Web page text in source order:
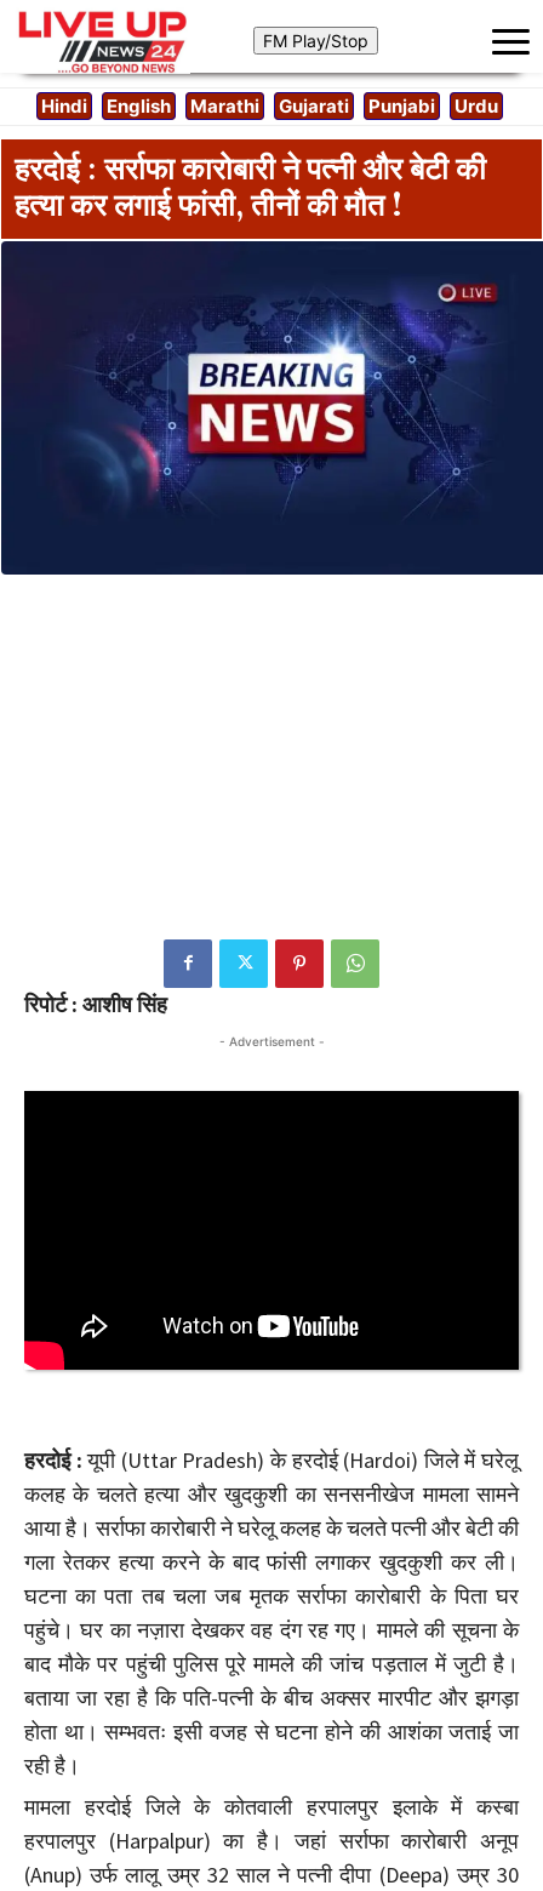
Hindi English Marathi Gujarati Punjabi Urdu
हरदोई : सर्राफा कारोबारी ने पत्नी और बेटी की
हत्या कर लगाई फांसी, तीनों की मौत !
रिपोर्ट : आशीष सिंह
- Advertisement -
हरदोई :यूपी (Uttar Pradesh) के हरदोई (Hardoi) जिले में घरेलू
कलह के चलते हत्या और खुदकुशी का सनसनीखेज मामला सामने
आया है। सर्राफा कारोबारी ने घरेलू कलह के चलते पत्नी और बेटी की
गला रेतकर हत्या करने के बाद फांसी लगाकर खुदकुशी कर ली।
घटना का पता तब चला जब मृतक सर्राफा कारोबारी के पिता घर
पहुंचे। घर का नज़ारा देखकर वह दंग रह गए। मामले की सूचना के
बाद मौके पर पहुंची पुलिस पूरे मामले की जांच पड़ताल में जुटी है।
बताया जा रहा है कि पति-पत्नी के बीच अक्सर मारपीट और झगड़ा
होता था। सम्भवतः इसी वजह से घटना होने की आशंका जताई जा
रही है।
मामला हरदोई जिले के कोतवाली हरपालपुर इलाके में कस्बा
हरपालपुर (Harpalpur) का है। जहां सर्राफा कारोबारी अनूप
(Anup) उर्फ लालू उम्र 32 साल ने पत्नी दीपा (Deepa) उम्र 30